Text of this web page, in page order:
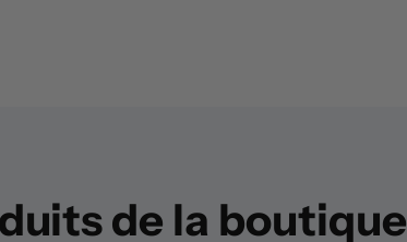
de la boutique